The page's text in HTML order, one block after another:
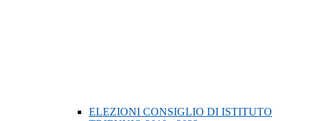
ELEZIONI CONSIGLIO DI ISTITUTO